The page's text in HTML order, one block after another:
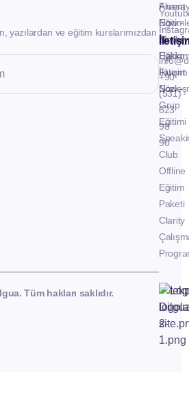
yazılardan ve eğitim kurslarımızdan
İletişim
Fluent
Now -
Birebir
Eğitim
Fluent
Now -
Grup
Eğitimi
Club
Offline
Eğitim
Paketi
Clarity
+90
(531)
623
98
90
Tüm hakları saklıdır.